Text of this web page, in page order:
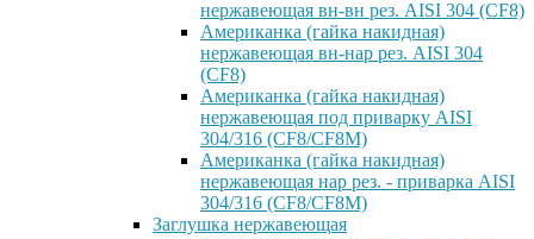
нержавеющая вн-вн рез. AISI 304 (CF8)
Американка (гайка накидная)
нержавеющая вн-нар рез. AISI 304
(CF8)
Американка (гайка накидная)
нержавеющая под приварку AISI
304/316 (CF8/CF8M)
Американка (гайка накидная)
нержавеющая нар рез. - приварка AISI
304/316 (CF8/CF8M)
Заглушка нержавеющая